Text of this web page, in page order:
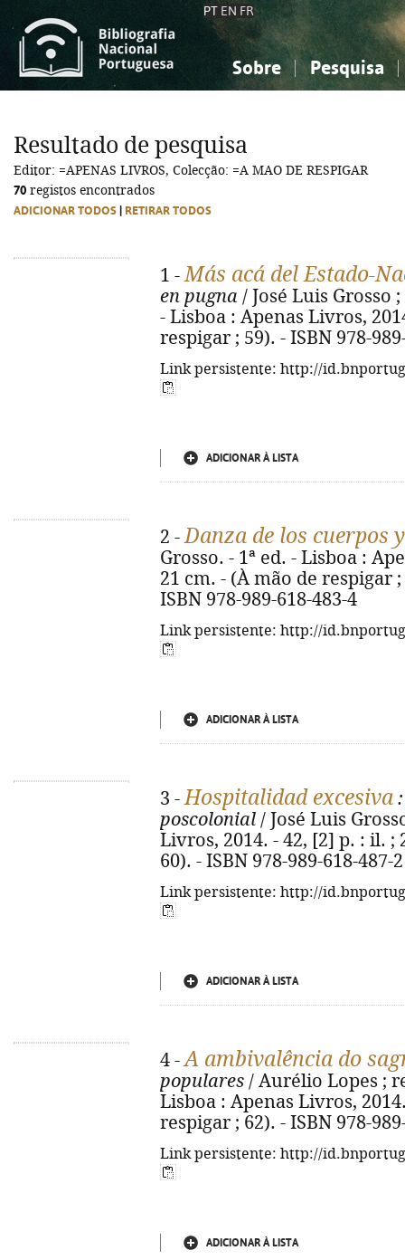
PT EN FR
Sobre Pesquisa
Ciências sociais...
Ciências sociais...
Resultado de pesquisa
Editor: =APENAS LIVROS, Colecção: =A MAO DE RESPIGAR
70 registos encontrados
ADICIONAR TODOS RETIRAR TODOS
1 -Más acá del Estado-
en pugna / José Luis Grosso
- Lisboa : Apenas Livros,
respigar ; 59). - ISBN 978-
Link persistente: http://
ADICIONAR À LISTA
2 -Danza de los cuerpos
Grosso. - 1ª ed. - Lisboa :
21 cm. - (À mão de respigar
ISBN 978-989-618-483-4
Link persistente: http://
ADICIONAR À LISTA
3 -Hospitalidad excesiva
poscolonial / José Luis
Livros, 2014. - 42, [2] p. : il. ;
60). - ISBN 978-989-618-487-2
Link persistente: http://
ADICIONAR À LISTA
4 -A ambivalência do
populares / Aurélio Lopes ;
Lisboa : Apenas Livros,
respigar ; 62). - ISBN 978-
Link persistente: http://
ADICIONAR À LISTA